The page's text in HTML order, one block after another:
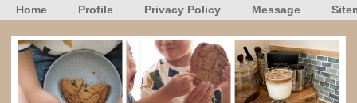
Home Profile Privacy Policy Message